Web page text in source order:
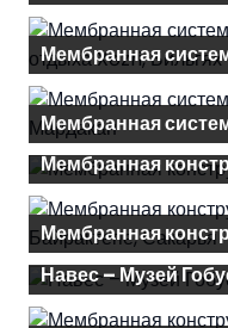
Мембранная
Навес – Музей